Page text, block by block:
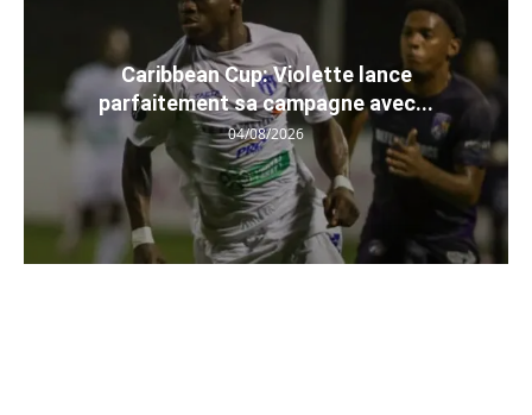
Caribbean Cup: Violette lance
parfaitement sa campagne avec...
04/08/2026